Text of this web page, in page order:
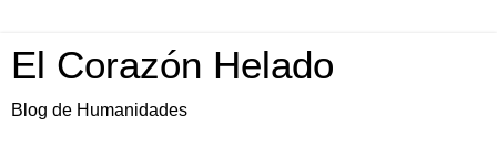
El Corazón Helado
Blog de Humanidades